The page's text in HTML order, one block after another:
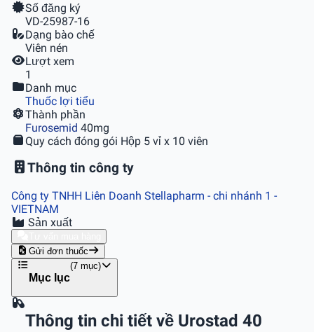
Số đăng ký
VD-25987-16
Dạng bào chế
Viên nén
Lượt xem
1
Danh mục
Thuốc lợi tiểu
Thành phần
Furosemid 40mg
Quy cách đóng gói Hộp 5 vỉ x 10 viên
Thông tin công ty
Công ty TNHH Liên Doanh Stellapharm - chi nhánh 1 -
VIETNAM
Sản xuất
Gửi đơn thuốc
Mục lục
(7 mục)
Thông tin chi tiết về Urostad 40